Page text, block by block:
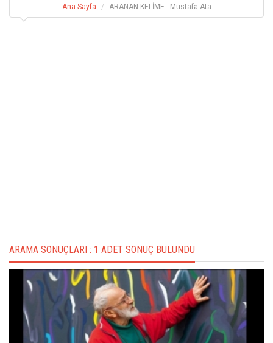
Ana Sayfa ARANAN KELİME : Mustafa Ata
ARAMA SONUÇLARI : 1 ADET SONUÇ BULUNDU